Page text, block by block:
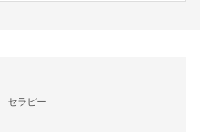
セラピー